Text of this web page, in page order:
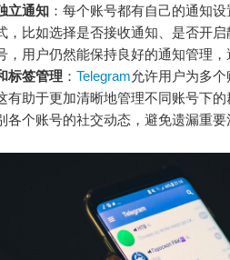
立通知 ：每个账号都有自己的通知
，比如选择是否接收通知、是否开
，用户仍然能保持良好的通知管理，
标签管理 ： Telegram允许用户为多
有助于更加清晰地管理不同账号下
各个账号的社交动态，避免遗漏重要